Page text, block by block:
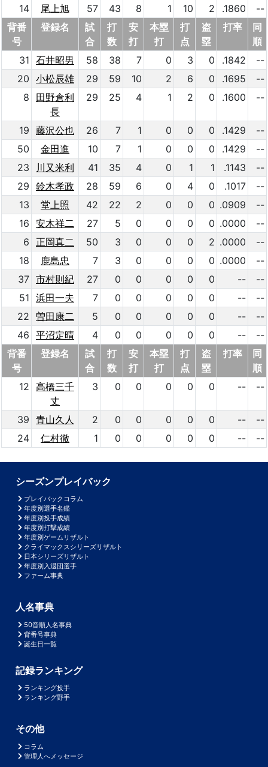
14
尾上旭 57 43 8 1 10 2 .1860
--
背番
号
登録名
試
合
打
数
安
打
本塁
打
打
点
盗
塁
打率
同
順
31 石井昭男 58 38 7 0 3 0 .1842
--
20 小松辰雄 29 59 10 2 6 0 .1695
--
8
田野倉利
長
29 25 4 1 2 0 .1600 --
19 藤沢公也 26 7 1 0 0 0 .1429
--
50
金田進 10 7 1 0 0 0 .1429
--
23
川又米利 41 35 4 0 1 1 .1143
--
29 鈴木孝政 28 59 6 0 4 0 .1017
--
13
堂上照 42 22 2 0 0 0 .0909
--
16 安木祥二 27 5 0 0 0 0 .0000
--
6
正岡真二 50 3 0 0 0 2 .0000
--
18
鹿島忠 7 3 0 0 0 0 .0000
--
37 市村則紀 27 0 0 0 0 0 --
--
51 浜田一夫 7 0 0 0 0 0 --
--
22 曽田康二 5 0 0 0 0 0 --
--
46 平沼定晴 4 0 0 0 0 0 --
--
背番
号
登録名
試
合
打
数
安
打
本塁
打
打
点
盗
塁
打率
同
順
12 高橋三千
丈
3 0 0 0 0 0 -- --
39 青山久人 2 0 0 0 0 0 --
--
24
仁村徹 1 0 0 0 0 0 -- --
シーズンプレイバック
プレイバックコラム
年度別選手名鑑
年度別投手成績
年度別打撃成績
年度別ゲームリザルト
クライマックスシリーズリザルト
日本シリーズリザルト
年度別入退団選手
ファーム事典
人名事典
50音順人名事典
背番号事典
誕生日一覧
記録ランキング
ランキング投手
ランキング野手
その他
コラム
管理人へメッセージ